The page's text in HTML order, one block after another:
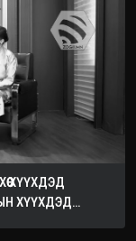
ХҮҮХДЭД
ХҮҮХДЭД